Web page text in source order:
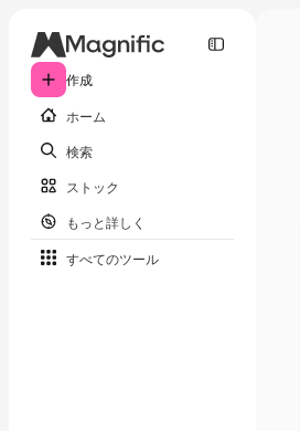
作成
ホーム
検索
ストック
もっと詳しく
すべてのツール